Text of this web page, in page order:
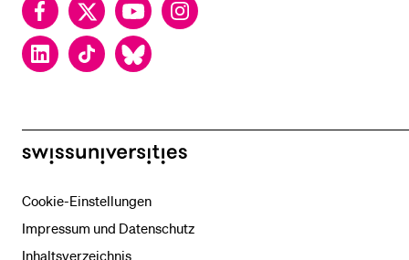
FacebookTwitter YouTubeInstagram
LinkedInTikTok Bluesky
swissuniversities
Cookie-Einstellungen
Impressum und Datenschutz
Inhaltsverzeichnis